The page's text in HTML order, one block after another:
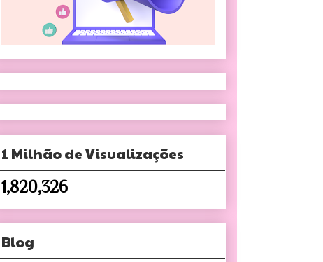
1 Milhão de Visualizações
1,820,326
Blog